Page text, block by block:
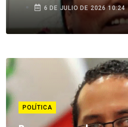
6 DE JULIO DE 2026 10:24
POLÍTICA